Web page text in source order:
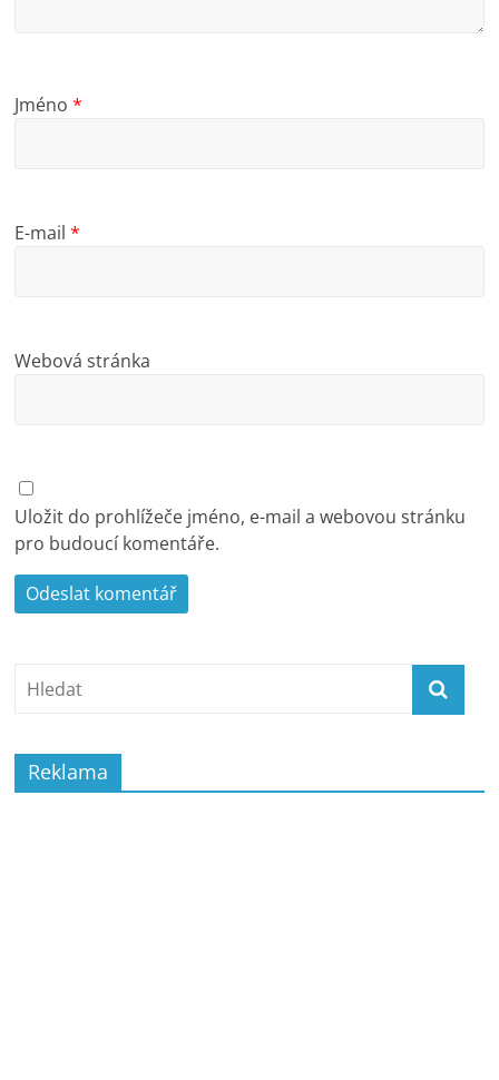
Jméno*
E-mail*
Webová stránka
Uložit do prohlížeče jméno, e-mail a webovou stránku
pro budoucí komentáře.
Reklama